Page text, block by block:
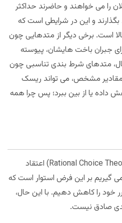
را می خواهند و حاضرند حداکثر
و این در شرایطی است که
است. برخی دیگر از متدهایی چون
جبران باخت هایشان، پیوسته
متدهای شرط بندی تناسبی چون
مشخص، می تواند ریسک
داده یا از بین ببرد؛ پس چرا همه
اگر به نظریه انتخاب عقلانی (Rational Choice Theory) اعتقاد
گیریم بر این فرض استوار است که
خود را کاهش دهیم. با این حال،
صادق نیست.